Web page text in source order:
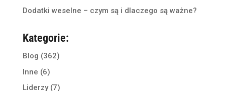
Dodatki weselne – czym są i dlaczego są ważne?
Kategorie:
Blog (362)
Inne (6)
Liderzy(7)